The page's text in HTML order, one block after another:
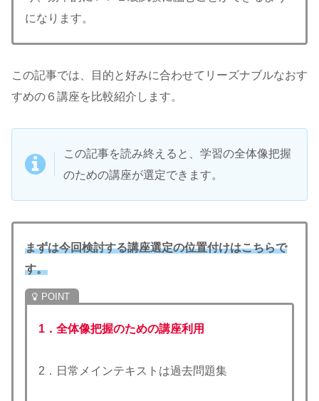
になります。
この記事では、目的と好みに合わせてリーズナブルなおす
すめの６講座を比較紹介します。
この記事を読み終えると、学習の全体像把握
のための講座が選定できます。
まずは今回検討する講座選定の位置付けはこちらで
す。
1．全体像把握のための講座利用
2．日常メインテキストは過去問題集